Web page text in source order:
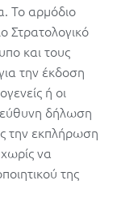
Το αρμόδιο
Στρατολογικό
και τους
την έκδοση
ή οι
δήλωση
την εκπλήρωση
να
της